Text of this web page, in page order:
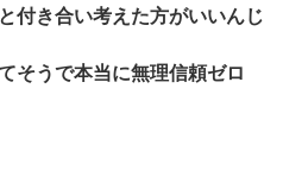
付き合い考えた方がいいんじ
そうで本当に無理信頼ゼロ